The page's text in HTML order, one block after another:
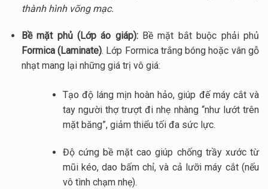
thành hình võng mạc.
Bề mặt phủ (Lớp áo giáp):Bề mặt bắt buộc phải phủ
Formica (Laminate). Lớp Formica trắng bóng hoặc vân gỗ
nhạt mang lại những giá trị vô giá:
Tạo độ láng mịn hoàn hảo, giúp đế máy cắt và
tay người thợ trượt đi nhẹ nhàng “như lướt trên
mặt băng”, giảm thiểu tối đa sức lực.
Độ cứng bề mặt cao giúp chống trầy xước từ
mũi kéo, dao bấm chỉ, và cả lưỡi máy cắt (nếu
vô tình chạm nhẹ).